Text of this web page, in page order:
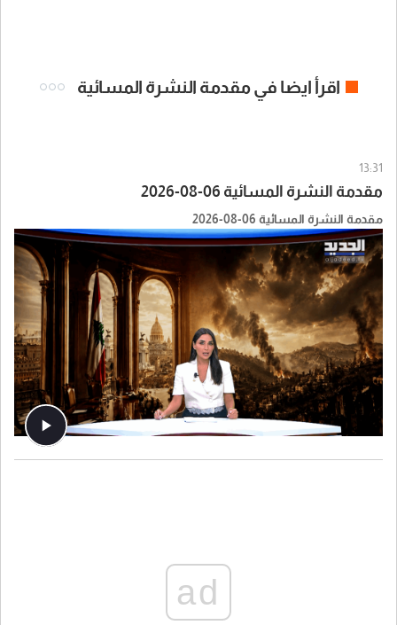
اقرأ ايضا في مقدمة النشرة المسائية
13:31
مقدمة النشرة المسائية 06-08-2026
مقدمة النشرة المسائية 06-08-2026
ad